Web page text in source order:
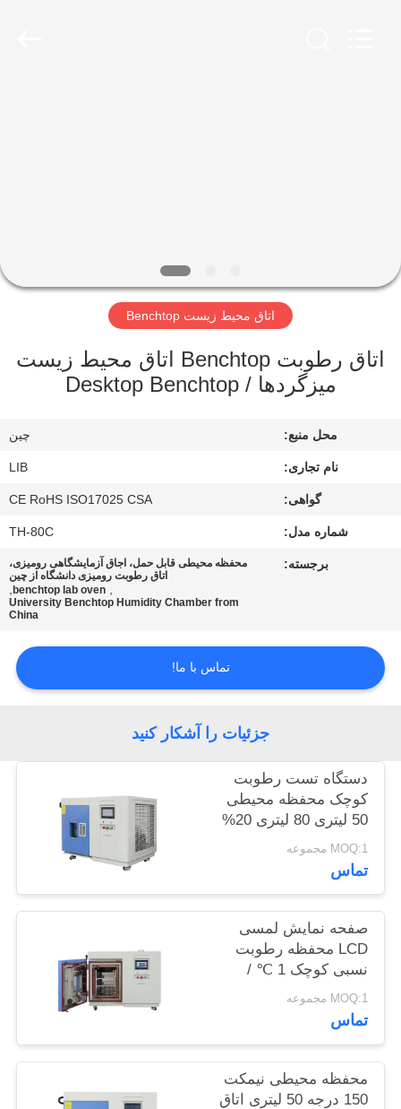
تور
تماس
درخواست
نقشه
سایت
PRIVACY
POLICY
اتاق محیط زیست Benchtop
اتاق رطوبت Benchtop اتاق محیط زیست
میزگردها / Desktop Benchtop
محل منبع: چين
نام تجاری: LIB
گواهی: CE RoHS ISO17025 CSA
شماره مدل: TH-80C
برجسته:
محفظه محیطی قابل حمل، اجاق آزمایشگاهی رومیزی،
اتاق رطوبت رومیزی دانشگاه از چین
,
benchtop lab oven
,
University Benchtop Humidity Chamber from
China
تماس با ما!
جزئیات را آشکار کنید
دستگاه تست رطوبت
کوچک محفظه محیطی
50 لیتری 80 لیتری 20%
RH
MOQ:1 مجموعه
تماس
صفحه نمایش لمسی
LCD محفظه رطوبت
نسبی کوچک 1 ℃ /
حداقل 50 لیتر
MOQ:1 مجموعه
تماس
محفظه محیطی نیمکت
150 درجه 50 لیتری اتاق